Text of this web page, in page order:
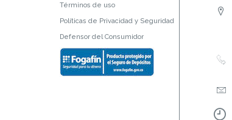
Términos de uso
Políticas de Privacidad y Seguridad
Defensor del Consumidor